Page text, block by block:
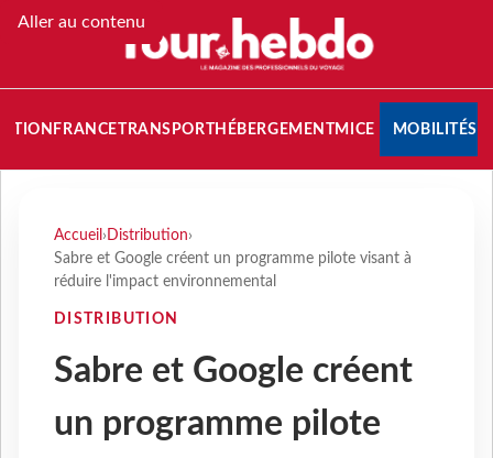
Aller au contenu
FRANCETRANSPORT HÉBERGEMENTMICE MOBILITÉS
Accueil › Distribution›
Sabre et Google créent un programme pilote visant à
réduire l'impact environnemental
DISTRIBUTION
Sabre et Google créent
un programme pilote